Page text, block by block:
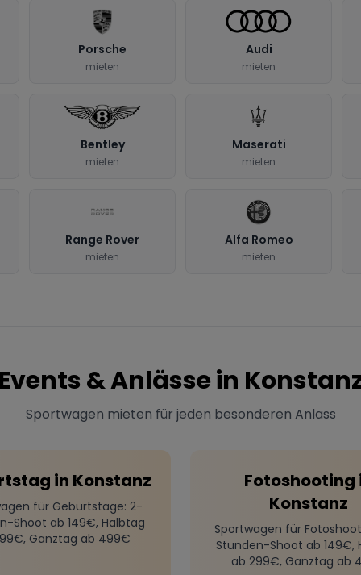
Porsche
mieten
Audi
mieten
Bentley
mieten
Maserati
mieten
Range Rover
mieten
Alfa Romeo
mieten
& Anlässe in
Sportwagen mieten für jeden besonderen Anlass
in Konstanz
für Geburtstage: 2-
Shoot ab 149€, Halbtag
Ganztag ab 499€
Fotoshooting
Konstanz
Sportwagen für
Stunden-Shoot ab 149€,
ab 299€, Ganztag ab